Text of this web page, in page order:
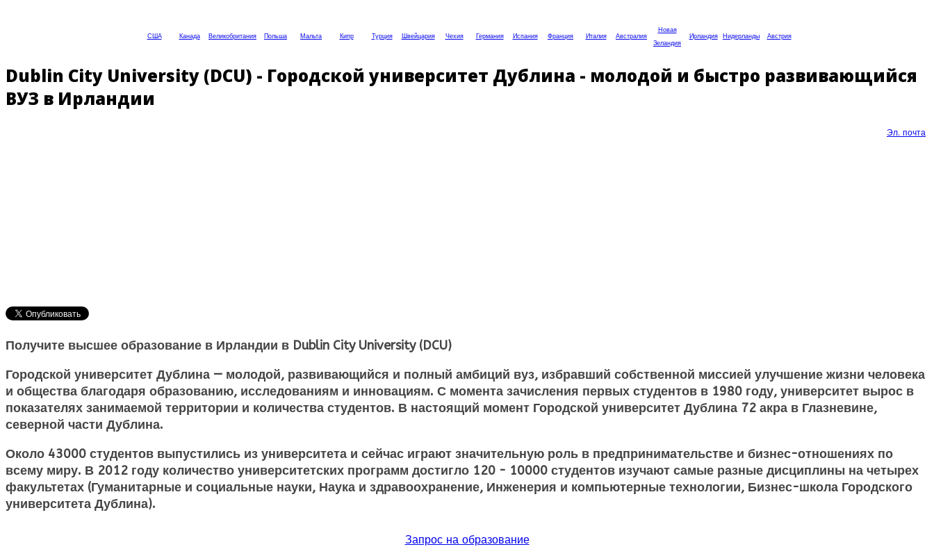
США Канада Великобритания Польша Мальта Кипр Турция Швейцария Чехия Германия Испания Франция Италия Австралия
Новая
Зеландия
Ирландия Нидерланды Австрия
Dublin City University (DCU) - Городской университет Дублина - молодой и быстро развивающийся
ВУЗ в Ирландии
Эл. почта
Получите высшее образование в Ирландии в Dublin City University (DCU)
Городской университет Дублина — молодой, развивающийся и полный амбиций вуз, избравший собственной миссией улучшение жизни человека
и общества благодаря образованию, исследованиям и инновациям. С момента зачисления первых студентов в 1980 году, университет вырос в
показателях занимаемой территории и количества студентов. В настоящий момент Городской университет Дублина 72 акра в Глазневине,
северной части Дублина.
Около 43000 студентов выпустились из университета и сейчас играют значительную роль в предпринимательстве и бизнес-отношениях по
всему миру. В 2012 году количество университетских программ достигло 120 - 10000 студентов изучают самые разные дисциплины на четырех
факультетах (Гуманитарные и социальные науки, Наука и здравоохранение, Инженерия и компьютерные технологии, Бизнес-школа Городского
университета Дублина).
Запрос на образование